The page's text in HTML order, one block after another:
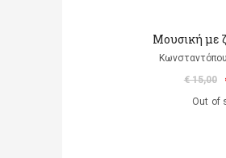
Μουσική με
€ 15,00
Out of